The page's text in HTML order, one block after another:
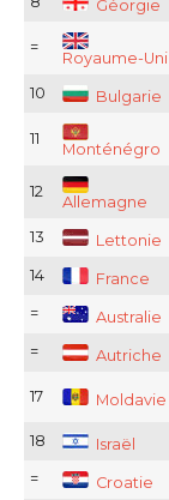
Géorgie
=
Royaume-Uni
10 Bulgarie
11
Monténégro
12
Allemagne
13 Lettonie
14 France
= Australie
= Autriche
17 Moldavie
18 Israël
= Croatie